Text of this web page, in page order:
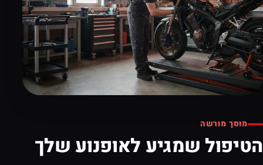
מוסך מורשה
הטיפול שמגיע לאופנוע שלך